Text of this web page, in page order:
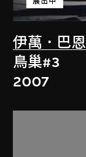
伊萬．巴恩
鳥巢#3
2007